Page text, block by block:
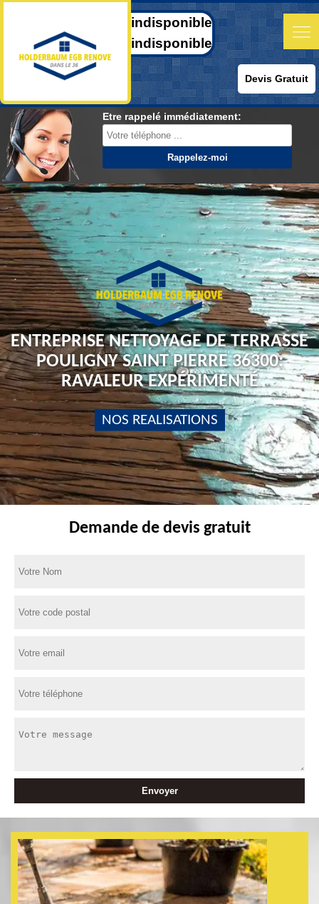
indisponible
indisponible
Devis Gratuit
Etre rappelé immédiatement:
ENTREPRISE NETTOYAGE DE TERRASSE
POULIGNY SAINT PIERRE 36300:
RAVALEUR EXPÉRIMENTÉ
NOS REALISATIONS
Demande de devis gratuit